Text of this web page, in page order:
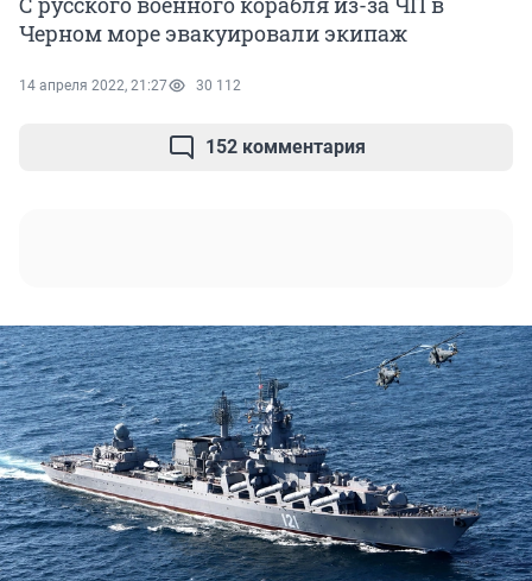
Черном море эвакуировали экипаж
14 апреля 2022, 21:27 30 112
152 комментария